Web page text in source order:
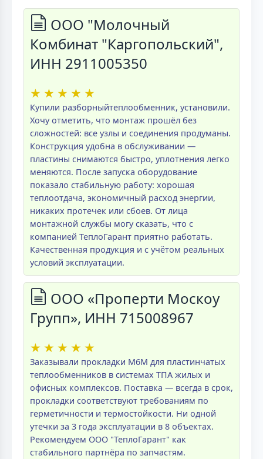
ООО "Молочный
Комбинат "Каргопольский",
ИНН 2911005350
★ ★ ★ ★ ★
Купили разборныйтеплообменник, установили.
Хочу отметить, что монтаж прошёл без
сложностей: все узлы и соединения продуманы.
Конструкция удобна в обслуживании —
пластины снимаются быстро, уплотнения легко
меняются. После запуска оборудование
показало стабильную работу: хорошая
теплоотдача, экономичный расход энергии,
никаких протечек или сбоев. От лица
монтажной службы могу сказать, что с
компанией ТеплоГарант приятно работать.
Качественная продукция и с учётом реальных
условий эксплуатации.
ООО «Проперти Москоу
Групп», ИНН 715008967
★ ★ ★ ★ ★
Заказывали прокладки M6M для пластинчатых
теплообменников в системах ТПА жилых и
офисных комплексов. Поставка — всегда в срок,
прокладки соответствуют требованиям по
герметичности и термостойкости. Ни одной
утечки за 3 года эксплуатации в 8 объектах.
Рекомендуем ООО "ТеплоГарант" как
стабильного партнёра по запчастям.